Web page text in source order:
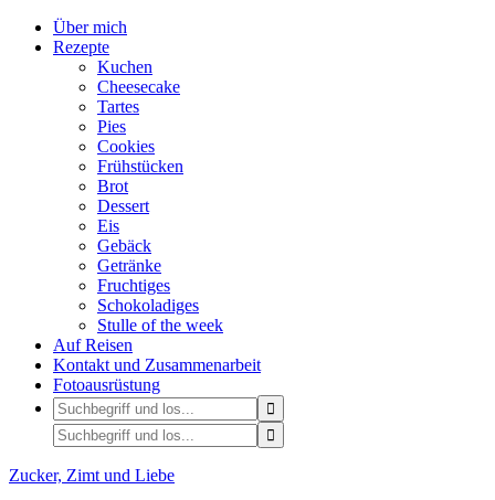
Über mich
Rezepte
Kuchen
Cheesecake
Tartes
Pies
Cookies
Frühstücken
Brot
Dessert
Eis
Gebäck
Getränke
Fruchtiges
Schokoladiges
Stulle of the week
Auf Reisen
Kontakt und Zusammenarbeit
Fotoausrüstung
Zucker, Zimt und Liebe